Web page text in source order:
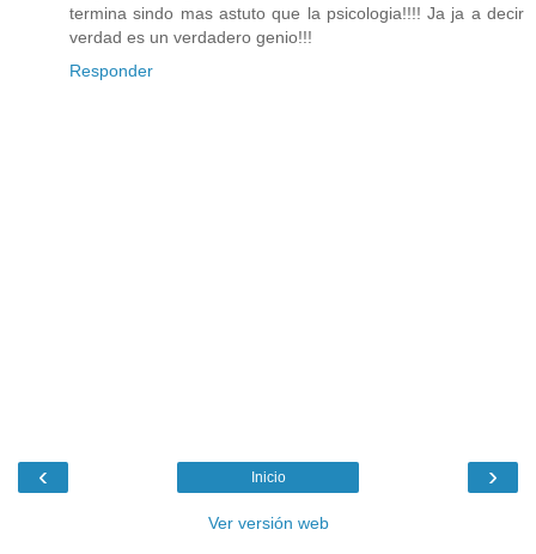
termina sindo mas astuto que la psicologia!!!! Ja ja a decir
verdad es un verdadero genio!!!
Responder
‹ ›
Inicio
Ver versión web